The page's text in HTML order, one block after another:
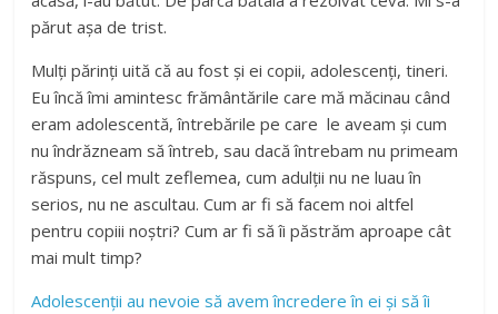
părut așa de trist.
Mulți părinți uită că au fost și ei copii, adolescenți, tineri.
Eu încă îmi amintesc frământările care mă măcinau când
eram adolescentă, întrebările pe care le aveam și cum
nu îndrăzneam să întreb, sau dacă întrebam nu primeam
răspuns, cel mult zeflemea, cum adulții nu ne luau în
serios, nu ne ascultau. Cum ar fi să facem noi altfel
pentru copiii noștri? Cum ar fi să îi păstrăm aproape cât
mai mult timp?
Adolescenții au nevoie să avem încredere în ei și să îi